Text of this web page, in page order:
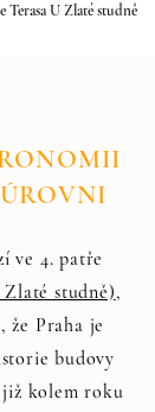
Terasa U Zlaté studně
ve 4. patře
studně),
že Praha je
budovy
již kolem roku